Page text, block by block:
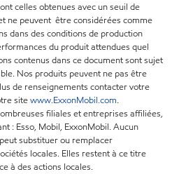
celles obtenues avec un seuil de
ne peuvent être considérées comme
dans des conditions de production
du produit attendues quel
contenus dans ce document sont sujet
Nos produits peuvent ne pas être
de renseignements contacter votre
sitewww.ExxonMobil.com.
filiales et entreprises affiliées,
: Esso, Mobil, ExxonMobil. Aucun
substituer ou remplacer
locales. Elles restent à ce titre
à des actions locales.